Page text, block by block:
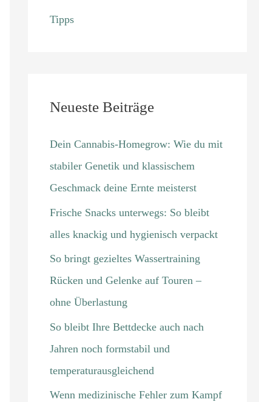
Tipps
Neueste Beiträge
Dein Cannabis-Homegrow: Wie du mit
stabiler Genetik und klassischem
Geschmack deine Ernte meisterst
Frische Snacks unterwegs: So bleibt
alles knackig und hygienisch verpackt
So bringt gezieltes Wassertraining
Rücken und Gelenke auf Touren –
ohne Überlastung
So bleibt Ihre Bettdecke auch nach
Jahren noch formstabil und
temperaturausgleichend
Wenn medizinische Fehler zum Kampf